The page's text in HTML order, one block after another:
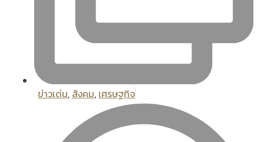
ข่าวเด่น, สังคม, เศรษฐกิจ